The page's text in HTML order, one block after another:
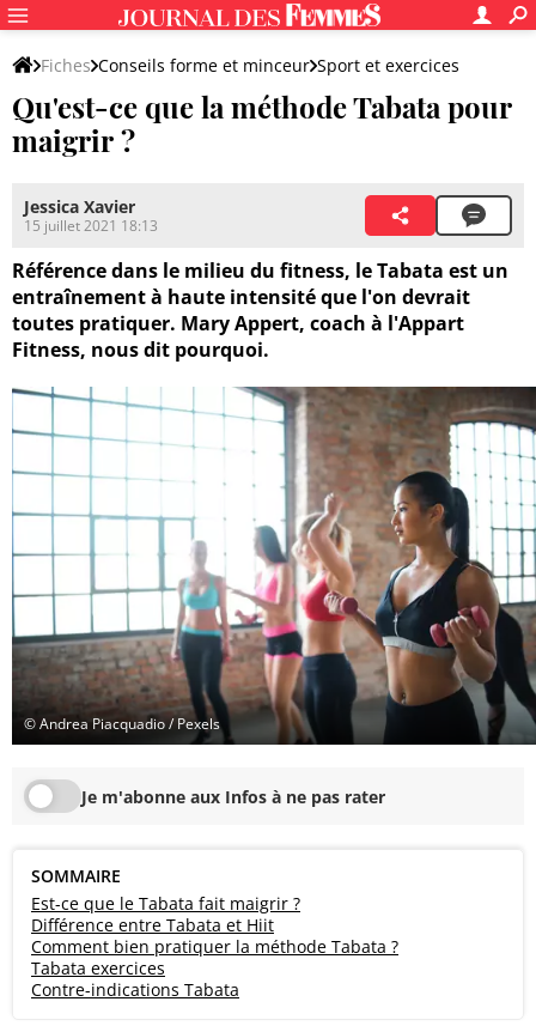
Fiches Conseils forme et minceur Sport et exercices
Autres sports
Qu'est-ce que la méthode Tabata pour
maigrir ?
Jessica Xavier
15 juillet 2021 18:13
Référence dans le milieu du fitness, le Tabata est un
entraînement à haute intensité que l'on devrait
toutes pratiquer. Mary Appert, coach à l'Appart
Fitness, nous dit pourquoi.
© Andrea Piacquadio / Pexels
Je m'abonne aux Infos à ne pas rater
SOMMAIRE
Est-ce que le Tabata fait maigrir ?
Différence entre Tabata et Hiit
Comment bien pratiquer la méthode Tabata ?
Tabata exercices
Contre-indications Tabata